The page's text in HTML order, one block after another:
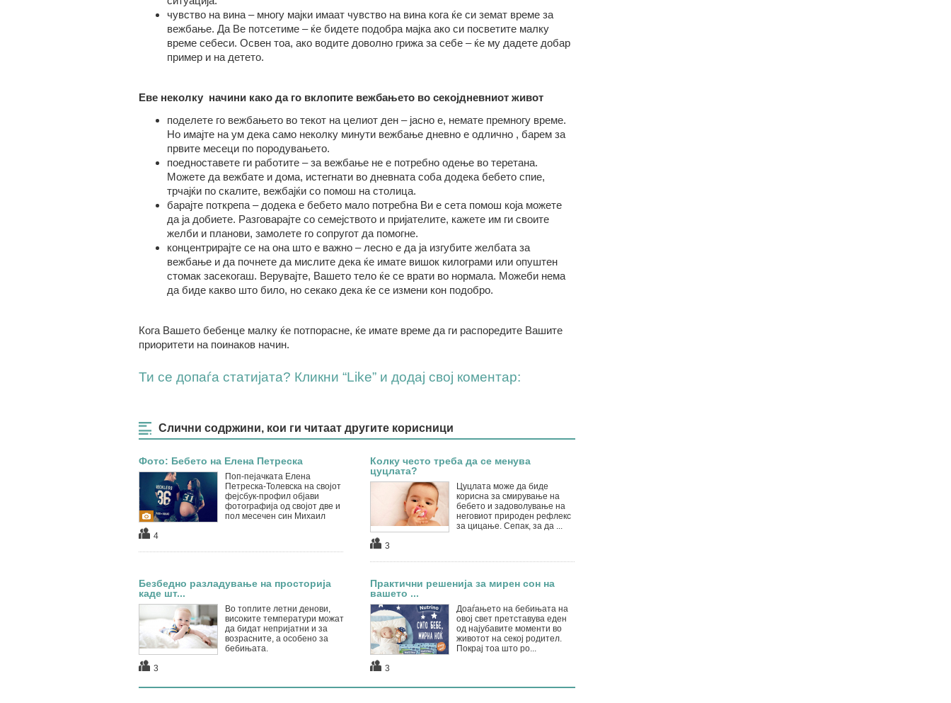
чувство на вина – многу мајки имаат чувство на вина кога ќе си земат време за
вежбање. Да Ве потсетиме – ќе бидете подобра мајка ако си посветите малку
време себеси. Освен тоа, ако водите доволно грижа за себе – ќе му дадете добар
пример и на детето.
Еве неколку начини како да го вклопите вежбањето во секојдневниот живот
поделете го вежбањето во текот на целиот ден – јасно е, немате премногу време.
Но имајте на ум дека само неколку минути вежбање дневно е одлично , барем за
првите месеци по породувањето.
поедноставете ги работите – за вежбање не е потребно одење во теретана.
Можете да вежбате и дома, истегнати во дневната соба додека бебето спие,
трчајќи по скалите, вежбајќи со помош на столица.
барајте поткрепа – додека е бебето мало потребна Ви е сета помош која можете
да ја добиете. Разговарајте со семејството и пријателите, кажете им ги своите
желби и планови, замолете го сопругот да помогне.
концентрирајте се на она што е важно – лесно е да ја изгубите желбата за
вежбање и да почнете да мислите дека ќе имате вишок килограми или опуштен
стомак засекогаш. Верувајте, Вашето тело ќе се врати во нормала. Можеби нема
да биде какво што било, но секако дека ќе се измени кон подобро.
Кога Вашето бебенце малку ќе потпорасне, ќе имате време да ги распоредите Вашите
приоритети на поинаков начин.
Ти се допаѓа статијата? Кликни “Like” и додај свој коментар:
Слични содржини, кои ги читаат другите корисници
Фото: Бебето на Елена Петреска
Поп-пејачката Елена
Петреска-Толевска на својот
фејсбук-профил објави
фотографија од својот две и
пол месечен син Михаил
4
Колку често треба да се менува
цуцлата?
Цуцлата може да биде
корисна за смирување на
бебето и задоволување на
неговиот природен рефлекс
за цицање. Сепак, за да ...
3
Безбедно разладување на просторија
каде шт...
Во топлите летни денови,
високите температури можат
да бидат непријатни и за
возрасните, а особено за
бебињата.
3
Практични решенија за мирен сон на
вашето ...
Доаѓањето на бебињата на
овој свет претставува еден
од најубавите моменти во
животот на секој родител.
Покрај тоа што ро...
3